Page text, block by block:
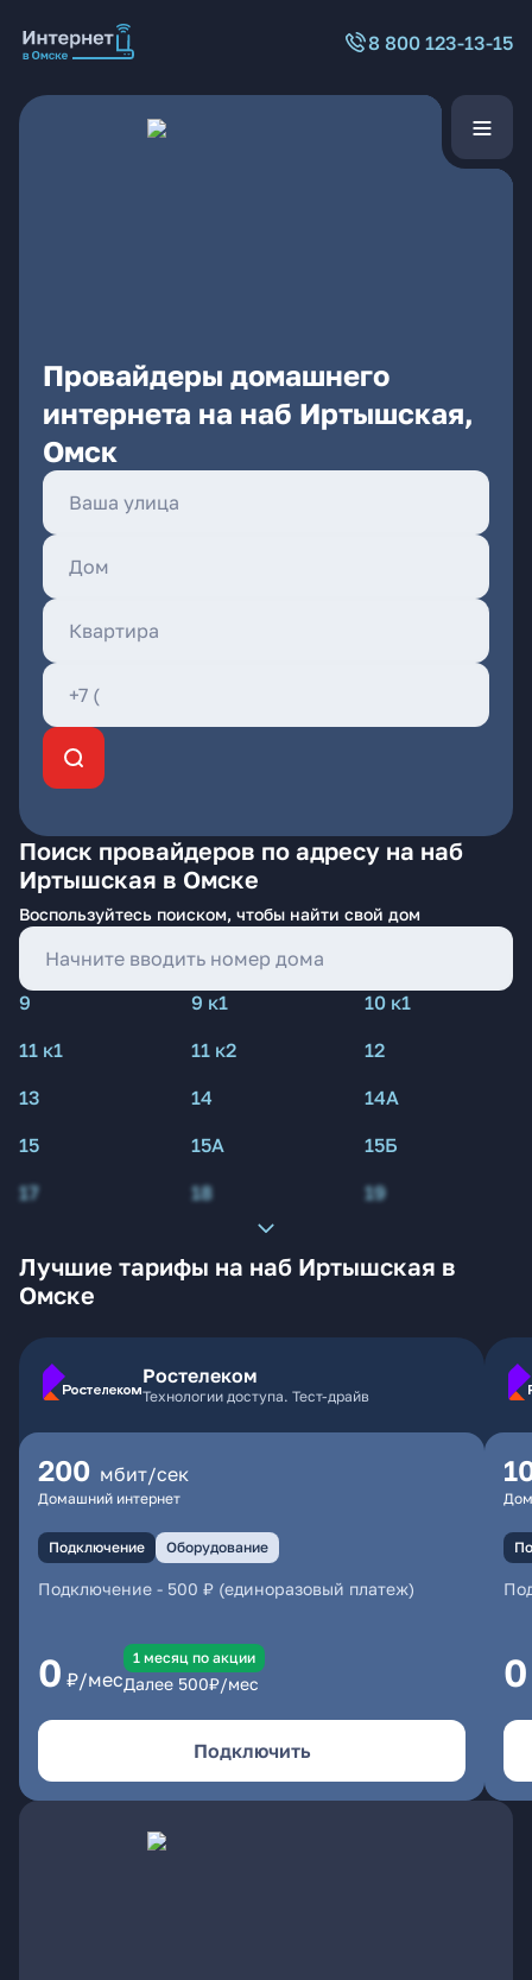
8 800 123-13-15
Провайдеры домашнего
интернета на наб Иртышская,
Омск
Поиск провайдеров по адресу на наб
Иртышская в Омске
Воспользуйтесь поиском, чтобы найти свой дом
9 9 к1
10 к1
11 к1
11 к2
12
13
14
14А
15
15А
15Б
17
18 19
Лучшие тарифы на наб Иртышская в
Омске
Ростелеком
Технологии доступа. Тест-драйв
200 мбит/сек
Домашний интернет
Подключение Оборудование
Подключение - 500 ₽ (единоразовый платеж)
0 ₽/мес
1 месяц по акции
Далее 500₽/мес
Подключить
0